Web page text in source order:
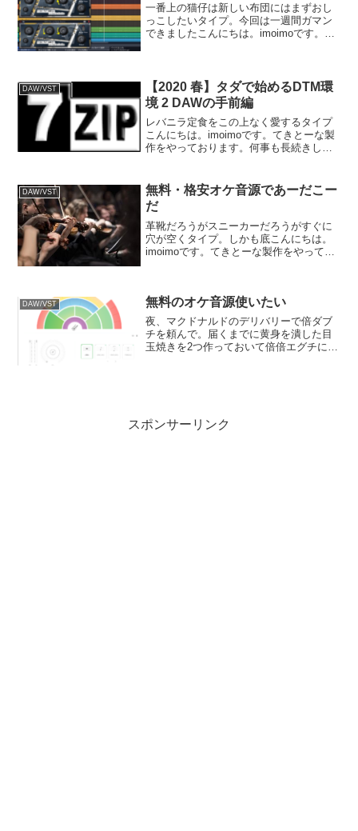
一番上の猫仔は新しい布団にはまずおし
っこしたいタイプ。今回は一週間ガマン
できましたこんにちは。imoimoです。て
弦パートからやって...
DAW/VST
【2020 春】タダで始めるDTM環
境 2 DAWの手前編
レバニラ定食をこの上なく愛するタイプ
こんにちは。imoimoです。てきとーな製
作をやっております。何事も長続きしな
で、製作が行き詰まってネタが無くなる
と始まる振り返り。も...
DAW/VST
無料・格安オケ音源であーだこー
だ
革靴だろうがスニーカーだろうがすぐに
穴が空くタイプ。しかも底こんにちは。
imoimoです。てきとーな製作をやってお
揃いで買ったのに使...
DAW/VST 無料のオケ音源使いたい
夜、マクドナルドのデリバリーで倍ダブ
チを頼んで。届くまでに黄身を潰した目
玉焼きを2つ作っておいて倍倍エグチにし
スポンサーリンク